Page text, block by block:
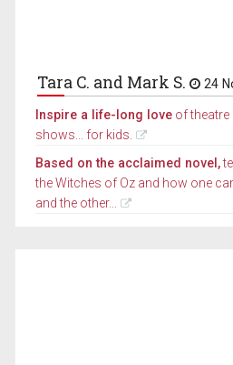
Tara C. and Mark S. 24
Inspire a life-long love of theatre
shows... for kids.
Based on the acclaimed novel,
the Witches of Oz and how one
and the other...